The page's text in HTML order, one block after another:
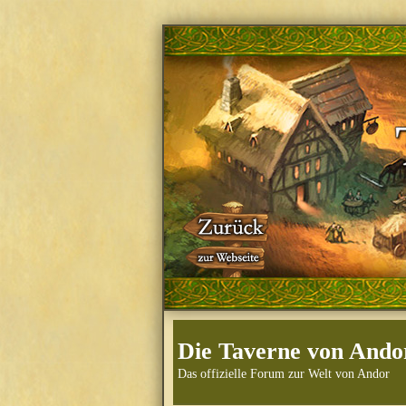
Die Taverne von
Das offizielle Forum zur Welt von Andor